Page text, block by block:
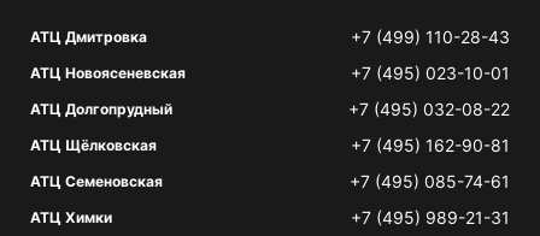
АТЦ Дмитровка +7 (499) 110-28-43
АТЦ Новоясеневская +7 (495) 023-10-01
АТЦ Долгопрудный +7 (495) 032-08-22
АТЦ Щёлковская +7 (495) 162-90-81
АТЦ Семеновская +7 (495) 085-74-61
АТЦ Химки +7 (495) 989-21-31